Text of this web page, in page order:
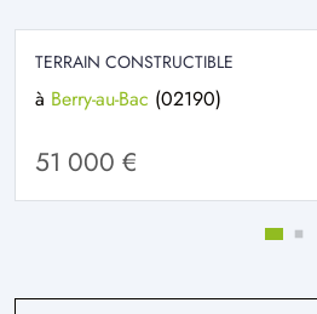
TERRAIN CONSTRUCTIBLE
à Berry-au-Bac (02190)
51 000 €